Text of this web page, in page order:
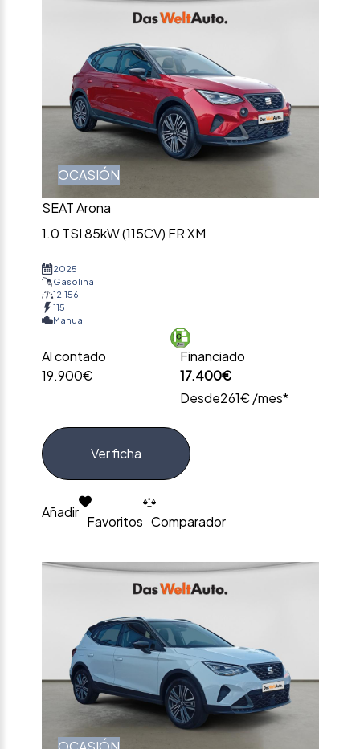
OCASIÓN
SEAT Arona
1.0 TSI 85kW (115CV) FR XM
2025
Gasolina
12.156
115
Manual
Al contado
19.900€
Financiado
17.400€
Desde261€ /mes*
Ver ficha
Añadir
Favoritos Comparador